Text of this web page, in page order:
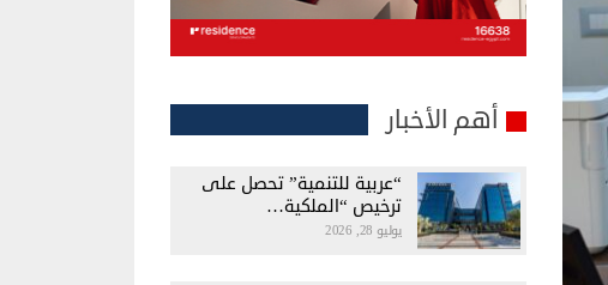
أهم الأخبار
“عربية للتنمية” تحصل على
ترخيص “الملكية…
يوليو 28, 2026